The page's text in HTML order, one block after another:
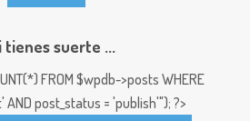
tienes suerte ...
FROM $wpdb->posts WHERE
AND post_status = 'publish'"); ?>